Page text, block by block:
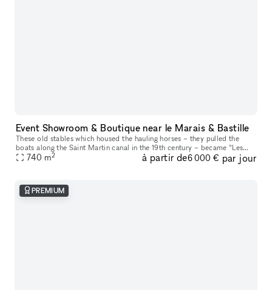
Event Showroom & Boutique near le Marais & Bastille
These old stables which housed the hauling horses – they pulled the
boats along the Saint Martin canal in the 19th century – became “Les
Fonderies du Tarn” before becoming a major packing company. It
740 m2 à partir de6 000 € par jour
PREMIUM